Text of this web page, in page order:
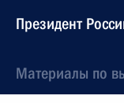
Президент
Материалы по